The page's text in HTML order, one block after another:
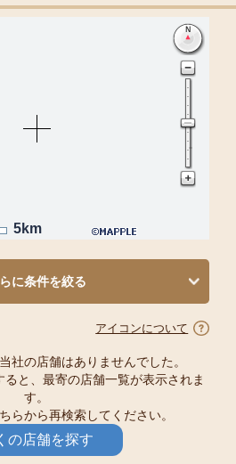
5km
に条件を絞る
アイコンについて
社の店舗はありませんでした。
と、最寄の店舗一覧が表示されま
す。
らから再検索してください。
の店舗を探す